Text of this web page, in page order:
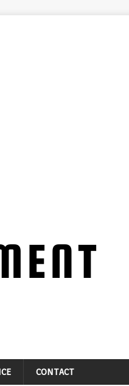
CONTACT